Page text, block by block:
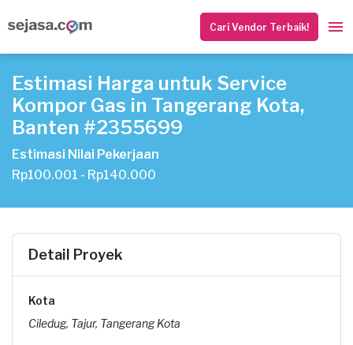
Cari Vendor Terbaik!
Estimasi Harga untuk Service
Kompor Gas in Tangerang Kota,
Banten #2355699
Estimasi Nilai Pekerjaan
Rp100.001 - Rp140.000
Detail Proyek
Kota
Ciledug, Tajur, Tangerang Kota